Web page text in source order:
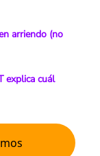
arriendo (no
explica cuál